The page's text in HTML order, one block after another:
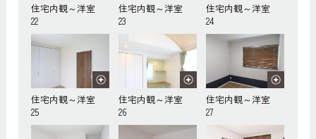
住宅内観～洋室
22
住宅内観～洋室
23
住宅内観～洋室
24
住宅内観～洋室
25
住宅内観～洋室
26
住宅内観～洋室
27